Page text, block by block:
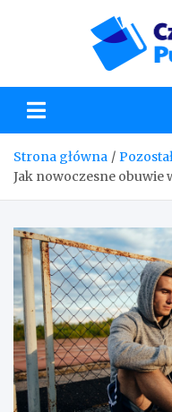
Strona główna
Jak nowoczesne obuwie